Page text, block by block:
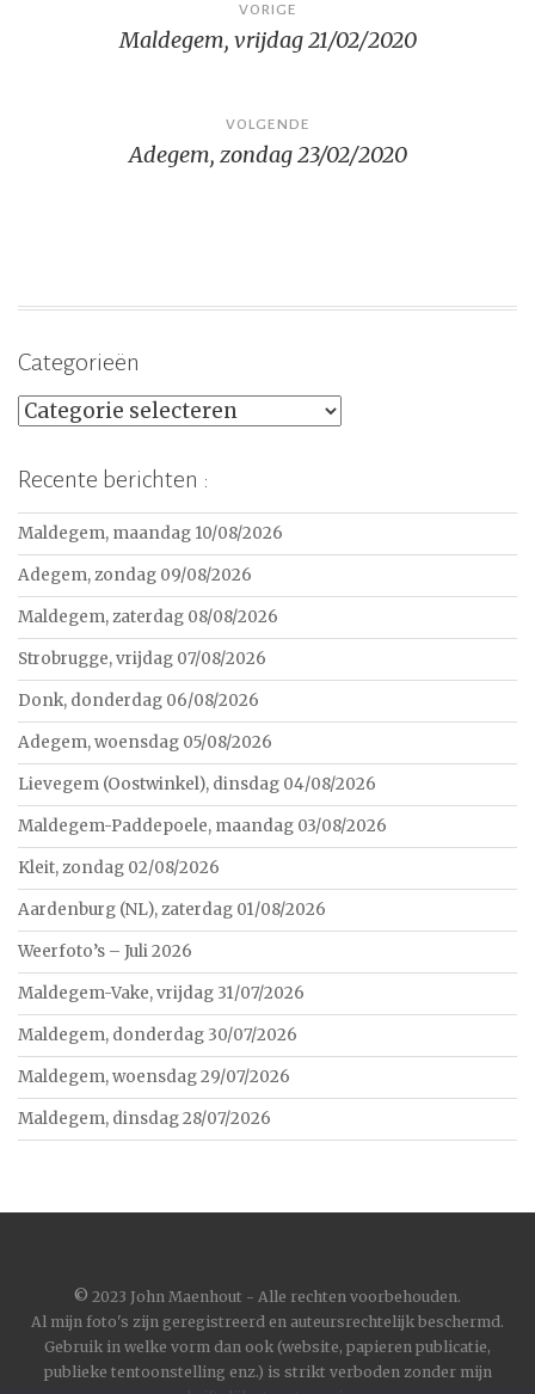
navigatie
VORIGE
Maldegem, vrijdag 21/02/2020
VOLGENDE
Adegem, zondag 23/02/2020
Categorieën
Categorieën
Recente berichten :
Maldegem, maandag 10/08/2026
Adegem, zondag 09/08/2026
Maldegem, zaterdag 08/08/2026
Strobrugge, vrijdag 07/08/2026
Donk, donderdag 06/08/2026
Adegem, woensdag 05/08/2026
Lievegem (Oostwinkel), dinsdag 04/08/2026
Maldegem-Paddepoele, maandag 03/08/2026
Kleit, zondag 02/08/2026
Aardenburg (NL), zaterdag 01/08/2026
Weerfoto’s – Juli 2026
Maldegem-Vake, vrijdag 31/07/2026
Maldegem, donderdag 30/07/2026
Maldegem, woensdag 29/07/2026
Maldegem, dinsdag 28/07/2026
© 2023 John Maenhout - Alle rechten voorbehouden.
Al mijn foto's zijn geregistreerd en auteursrechtelijk beschermd.
Gebruik in welke vorm dan ook (website, papieren publicatie,
publieke tentoonstelling enz.) is strikt verboden zonder mijn